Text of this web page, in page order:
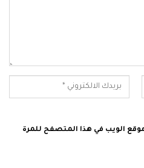
الويب في هذا المتصفح للمرة